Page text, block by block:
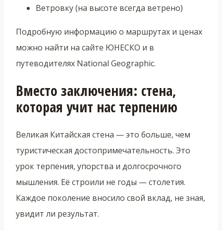
Ветровку (на высоте всегда ветрено)
Подробную информацию о маршрутах и ценах
можно найти на сайте ЮНЕСКО и в
путеводителях National Geographic.
Вместо заключения: стена,
которая учит нас терпению
Великая Китайская стена — это больше, чем
туристическая достопримечательность. Это
урок терпения, упорства и долгосрочного
мышления. Её строили не годы — столетия.
Каждое поколение вносило свой вклад, не зная,
увидит ли результат.